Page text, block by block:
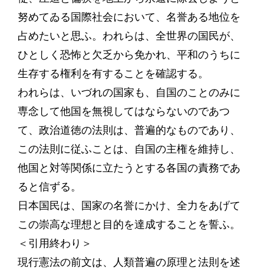
努めてゐる国際社会において、名誉ある地位を
占めたいと思ふ。われらは、全世界の国民が、
ひとしく恐怖と欠乏から免かれ、平和のうちに
生存する権利を有することを確認する。
われらは、いづれの国家も、自国のことのみに
専念して他国を無視してはならないのであつ
て、政治道徳の法則は、普遍的なものであり、
この法則に従ふことは、自国の主権を維持し、
他国と対等関係に立たうとする各国の責務であ
ると信ずる。
日本国民は、国家の名誉にかけ、全力をあげて
この崇高な理想と目的を達成することを誓ふ。
＜引用終わり＞
現行憲法の前文は、人類普遍の原理と法則を述